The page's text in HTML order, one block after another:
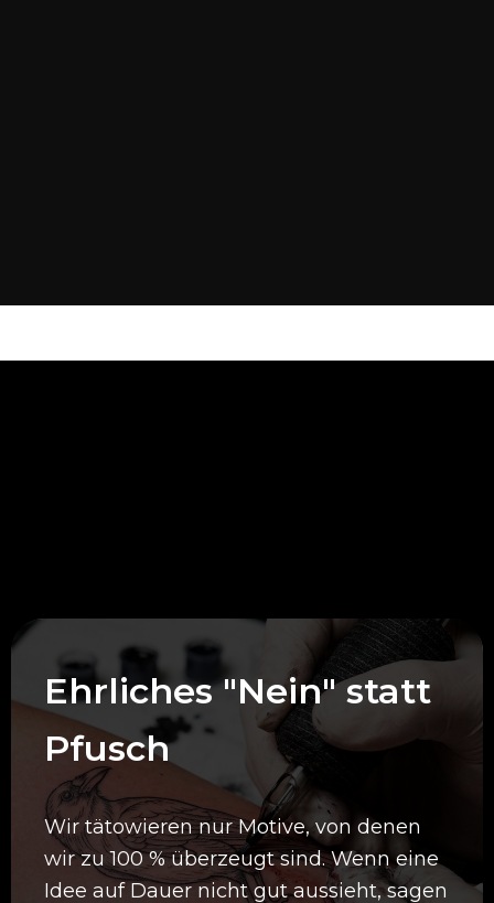
Ehrliches "Nein" statt
Pfusch
Wir tätowieren nur Motive, von denen
wir zu 100 % überzeugt sind. Wenn eine
Idee auf Dauer nicht gut aussieht, sagen